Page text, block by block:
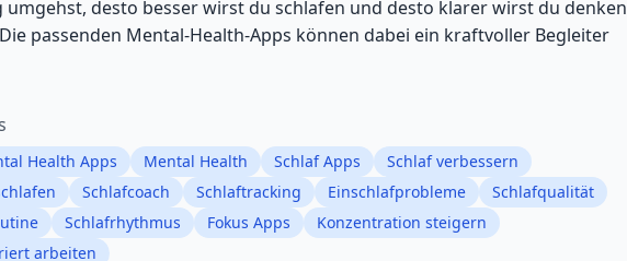
umgehst, desto besser wirst du schlafen und desto klarer wirst du denken
passenden Mental-Health-Apps können dabei ein kraftvoller Begleiter
Health Apps Mental Health Schlaf Apps
Schlaf verbessern
Schlafcoach Schlaftracking Einschlafprobleme
Schlafqualität
Schlafrhythmus Fokus Apps
Konzentration steigern
arbeiten